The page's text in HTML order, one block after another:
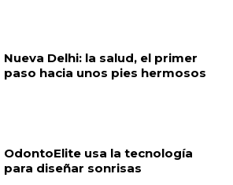
Nueva Delhi: la salud, el primer
paso hacia unos pies hermosos
OdontoElite usa la tecnología
para diseñar sonrisas